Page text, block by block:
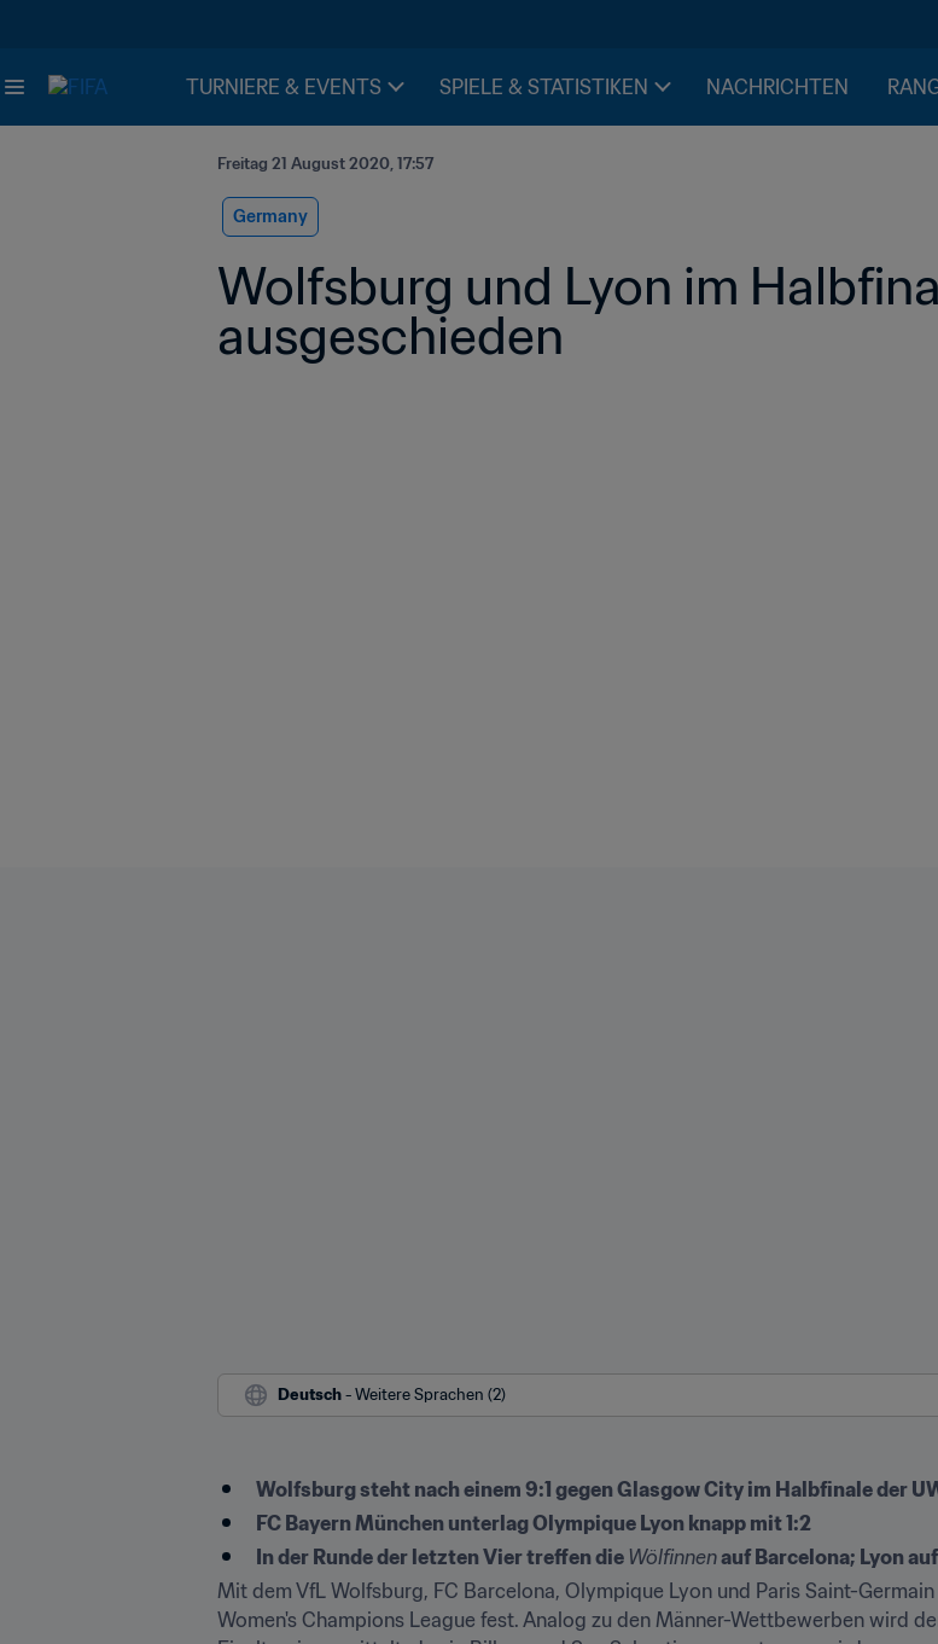
TURNIERE & EVENTS SPIELE & STATISTIKEN NACHRICHTEN
Freitag 21 August 2020, 17:57
Germany
Wolfsburg und Lyon im
ausgeschieden
Deutsch - Weitere Sprachen (2)
Wolfsburg steht nach einem 9:1 gegen Glasgow City im Halbfinale der
FC Bayern München unterlag Olympique Lyon knapp mit 1:2
In der Runde der letzten Vier treffen die Wölfinnen auf Barcelona; Lyon
Mit dem VfL Wolfsburg, FC Barcelona, Olympique Lyon und Paris Saint-
Women's Champions League fest. Analog zu den Männer-Wettbewerben wird